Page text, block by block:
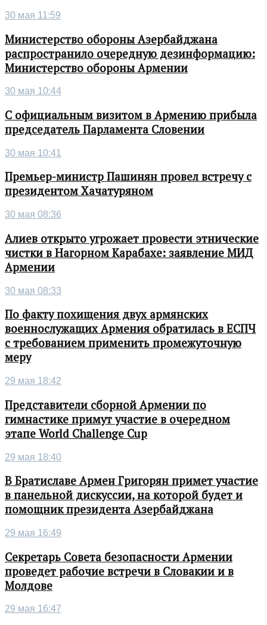
30 мая 11:59
Министерство обороны Азербайджана
распространило очередную дезинформацию:
Министерство обороны Армении
30 мая 10:44
С официальным визитом в Армению прибыла
председатель Парламента Словении
30 мая 10:41
Премьер-министр Пашинян провел встречу с
президентом Хачатуряном
30 мая 08:36
Алиев открыто угрожает провести этнические
чистки в Нагорном Карабахе: заявление МИД
Армении
30 мая 08:33
По факту похищения двух армянских
военнослужащих Армения обратилась в ЕСПЧ
с требованием применить промежуточную
меру
29 мая 18:42
Представители сборной Армении по
гимнастике примут участие в очередном
этапе World Challenge Cup
29 мая 18:40
В Братиславе Армен Григорян примет участие
в панельной дискуссии, на которой будет и
помощник президента Азербайджана
29 мая 16:49
Секретарь Совета безопасности Армении
проведет рабочие встречи в Словакии и в
Молдове
29 мая 16:47